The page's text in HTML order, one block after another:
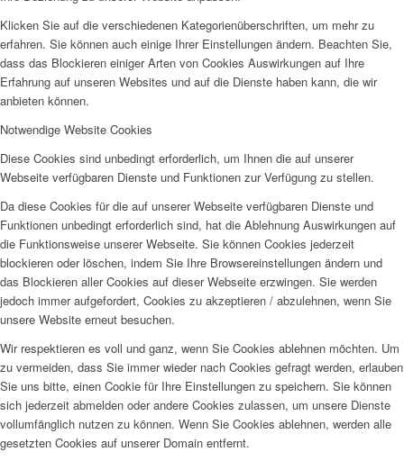
Klicken Sie auf die verschiedenen Kategorienüberschriften, um mehr zu
erfahren. Sie können auch einige Ihrer Einstellungen ändern. Beachten Sie,
dass das Blockieren einiger Arten von Cookies Auswirkungen auf Ihre
Erfahrung auf unseren Websites und auf die Dienste haben kann, die wir
anbieten können.
Notwendige Website Cookies
Diese Cookies sind unbedingt erforderlich, um Ihnen die auf unserer
Webseite verfügbaren Dienste und Funktionen zur Verfügung zu stellen.
Da diese Cookies für die auf unserer Webseite verfügbaren Dienste und
Funktionen unbedingt erforderlich sind, hat die Ablehnung Auswirkungen auf
die Funktionsweise unserer Webseite. Sie können Cookies jederzeit
blockieren oder löschen, indem Sie Ihre Browsereinstellungen ändern und
das Blockieren aller Cookies auf dieser Webseite erzwingen. Sie werden
jedoch immer aufgefordert, Cookies zu akzeptieren / abzulehnen, wenn Sie
unsere Website erneut besuchen.
Wir respektieren es voll und ganz, wenn Sie Cookies ablehnen möchten. Um
zu vermeiden, dass Sie immer wieder nach Cookies gefragt werden, erlauben
Sie uns bitte, einen Cookie für Ihre Einstellungen zu speichern. Sie können
sich jederzeit abmelden oder andere Cookies zulassen, um unsere Dienste
vollumfänglich nutzen zu können. Wenn Sie Cookies ablehnen, werden alle
gesetzten Cookies auf unserer Domain entfernt.